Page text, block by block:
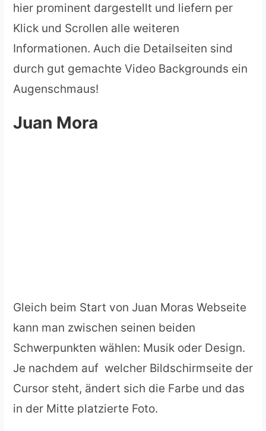
hier prominent dargestellt und liefern per
Klick und Scrollen alle weiteren
Informationen. Auch die Detailseiten sind
durch gut gemachte Video Backgrounds ein
Augenschmaus!
Juan Mora
Gleich beim Start von Juan Moras Webseite
kann man zwischen seinen beiden
Schwerpunkten wählen: Musik oder Design.
Je nachdem auf welcher Bildschirmseite der
Cursor steht, ändert sich die Farbe und das
in der Mitte platzierte Foto.